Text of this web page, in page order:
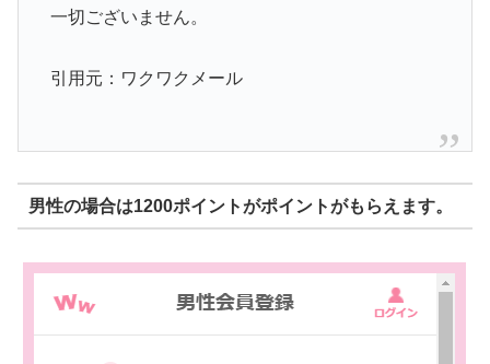
一切ございません。
引用元：ワクワクメール
男性の場合は1200ポイントがポイントがもらえます。